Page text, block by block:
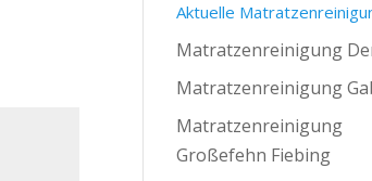
Aktuelle
Matratzenreinigung
Matratzenreinigung
Matratzenreinigung
Großefehn Fiebing